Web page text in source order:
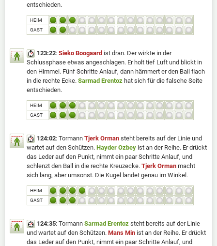
entschieden.
HEIM
GAST
123:22: Sieko Boogaard ist dran. Der wirkte in der
Schlussphase etwas angeschlagen. Er holt tief Luft und blickt in
den Himmel. Fünf Schritte Anlauf, dann hämmert er den Ball flach
in die rechte Ecke. Sarmad Erentoz hat sich für die falsche Seite
entschieden.
HEIM
GAST
124:02: Tormann Tjerk Orman steht bereits auf der Linie und
wartet auf den Schützen. Hayder Ozbey ist an der Reihe. Er drückt
das Leder auf den Punkt, nimmt ein paar Schritte Anlauf, und
schlenzt den Ball in die rechte Kreuzecke. Tjerk Orman macht
sich lang, aber umsonst. Die Kugel landet genau im Winkel.
HEIM
GAST
124:35: Tormann Sarmad Erentoz steht bereits auf der Linie
und wartet auf den Schützen. Mans Min ist an der Reihe. Er drückt
das Leder auf den Punkt, nimmt ein paar Schritte Anlauf, und